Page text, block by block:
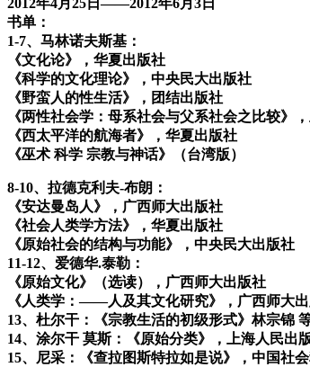
2012年4月25日——2012年6月3日
书单：
1-7、马林诺夫斯基：
《文化论》，华夏出版社
《科学的文化理论》，中央民大出版社
《野蛮人的性生活》，团结出版社
《两性社会学：母系社会与父系社会之比较》
《西太平洋的航海者》，华夏出版社
《巫术 科学 宗教与神话》（台湾版）
8-10、拉德克利夫-布朗：
《安达曼岛人》，广西师大出版社
《社会人类学方法》，华夏出版社
《原始社会的结构与功能》，中央民大出版社
11-12、爱德华.泰勒：
《原始文化》（选读），广西师大出版社
《人类学：——人及其文化研究》，广西师大
13、杜尔干：《宗教生活的初级形式》林宗锦
14、涂尔干 莫斯：《原始分类》，上海人民出
15、尼采：《查拉图斯特拉如是说》，中国社